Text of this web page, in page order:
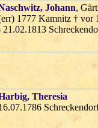
, Johann,
1777 Kamnitz † vor
21.02.1813
, Theresia